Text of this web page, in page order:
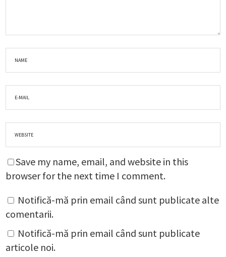
Save my name, email, and website in this
browser for the next time I comment.
Notifică-mă prin email când sunt publicate alte
comentarii.
Notifică-mă prin email când sunt publicate
articole noi.